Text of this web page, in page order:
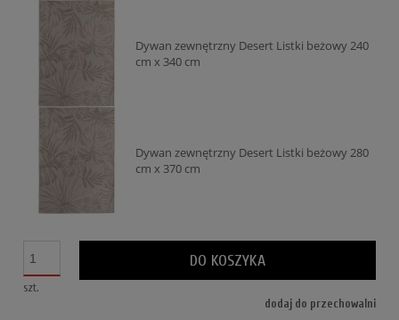
Dywan zewnętrzny Desert Listki beżowy 240
cm x 340 cm
Dywan zewnętrzny Desert Listki beżowy 280
cm x 370 cm
szt.
DO KOSZYKA
dodaj do przechowalni